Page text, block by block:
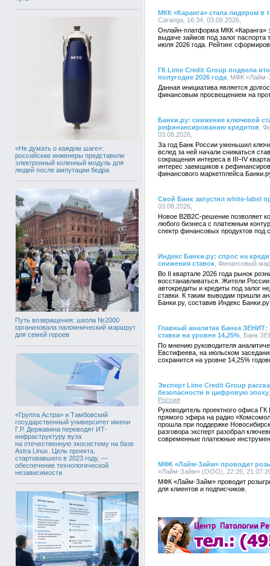
«Не думать о каждом шаге»:
российские инженеры представили
электронный коленный модуль для
людей после ампутации бедра
Путь возвращения: школа №2000
организовала паломнический маршрут
для семей героев
«Группа Астра» и Тамбовский
государственный университет имени
Г.Р. Державина переводят ИТ-
инфраструктуру вуза
на отечественную экосистему на базе
Astra Linux. Цель проекта,
стартовавшего в 2023 году, —
обеспечение технологической
независимости
МКК «Каранга» стала лидером в
Caranga, 16:34, 03.08.2026,
Онлайн-платформа МКК «Каранга»
выдаче займов под залог паспорта
июля 2026 года. Рейтинг
ГК Lime Credit Group подвела
полугодие 2026 года , МФК
Данная инициатива является
финансовым просвещением на
Банки.ру: снижение ключевой
рефинансированию кредитов ,
03.08.2026,
За год Банк России уменьшил
вслед за ней начали снижаться
сокращения интереса в III–IV
интерес заемщиков к
финансового маркетплейса
Свой Банк запустил white-label
03.08.2026,
Новое B2B2C-решение позволяет
любого бизнеса с платежным
спектр финансовых продуктов под
Индекс Банки.ру: спрос на
снижения ставок , Финансовый
Во II квартале 2026 года рынок
восстанавливаться. Жители
автокредиты и кредиты под залог
ставки. К таким выводам пришли
Банки.ру, составив Индекс
Главный аналитик Банка
ставки на уровне 14,25% , Банк
По мнению руководителя
Евстифеева, на июльском
сохранится на уровне 14,25%
Эксперт Lime Credit Group
безопасности в цифровую эпоху
Россия
Руководитель проектного офиса
прямого эфира на радио
прошла при поддержке
разговора эксперт разобрал
современные платежные
МФК «Лайм-Займ» проводит
«Лайм-Займ» (ООО), 22:26,
МФК «Лайм-Займ» проводит
для клиентов и подписчиков.